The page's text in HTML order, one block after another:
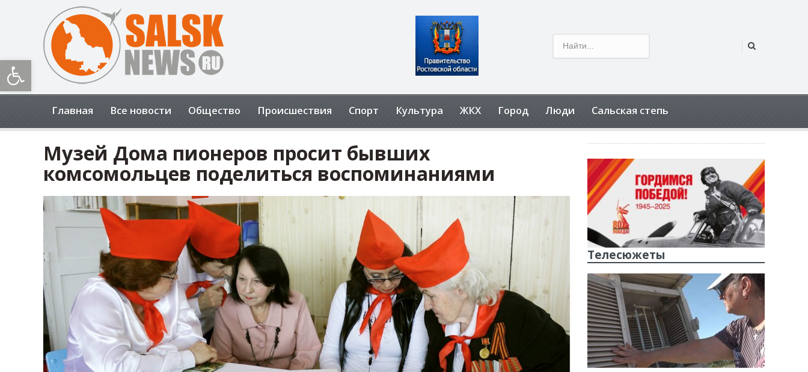
Открыть панель инструментов
Главная Все новости Общество Происшествия Спорт Культура ЖКХ Город Люди Сальская степь
Музей Дома пионеров просит бывших
комсомольцев поделиться воспоминаниями
Телесюжеты